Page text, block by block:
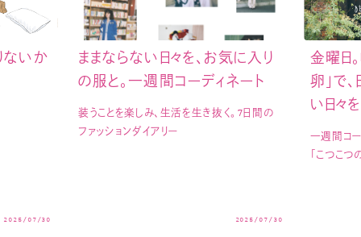
ままならない日々を、お気に入り
の服と。一週間コーディネート
装うことを楽しみ、生活を生き抜く。7日間の
ファッションダイアリー
2025/07/30
金曜日
卵」で
い日々
一週間コ
「こつこつ
ないか
2025/07/30